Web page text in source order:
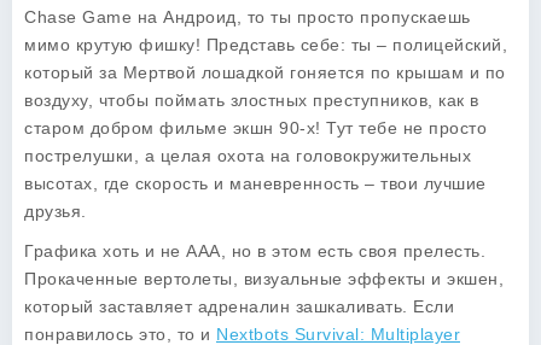
Chase Game на Андроид, то ты просто пропускаешь
мимо крутую фишку! Представь себе: ты – полицейский,
который за Мертвой лошадкой гоняется по крышам и по
воздуху, чтобы поймать злостных преступников, как в
старом добром фильме экшн 90-х! Тут тебе не просто
пострелушки, а целая охота на головокружительных
высотах, где скорость и маневренность – твои лучшие
друзья.
Графика хоть и не AAA, но в этом есть своя прелесть.
Прокаченные вертолеты, визуальные эффекты и экшен,
который заставляет адреналин зашкаливать. Если
понравилось это, то и Nextbots Survival: Multiplayer